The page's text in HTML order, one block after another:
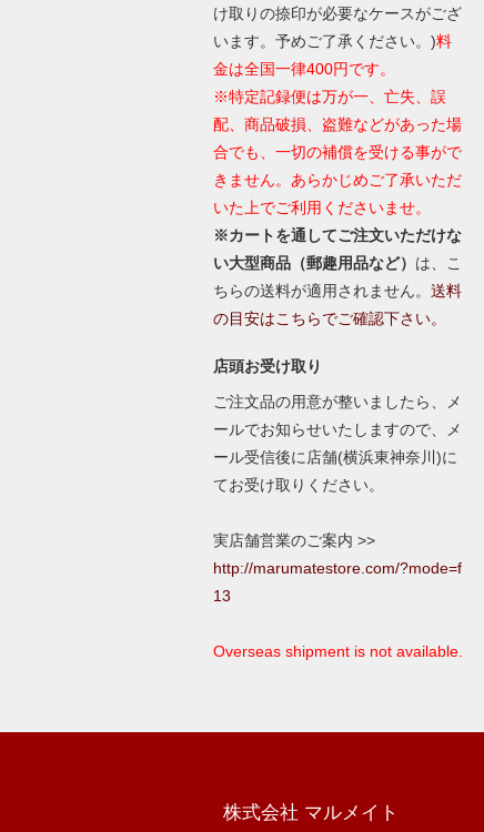
け取りの捺印が必要なケースがござ
います。予めご了承ください。)料
金は全国一律400円です。
※特定記録便は万が一、亡失、誤
配、商品破損、盗難などがあった場
合でも、一切の補償を受ける事がで
きません。あらかじめご了承いただ
いた上でご利用くださいませ。
※カートを通してご注文いただけな
い大型商品（郵趣用品など） は、こ
ちらの送料が適用されません。 送料
の目安はこちらでご確認下さい。
店頭お受け取り
ご注文品の用意が整いましたら、メ
ールでお知らせいたしますので、メ
ール受信後に店舗(横浜東神奈川)に
てお受け取りください。
実店舗営業のご案内 >>
http://marumatestore.com/?mode=f
13
Overseas shipment is not available.
株式会社 マルメイト